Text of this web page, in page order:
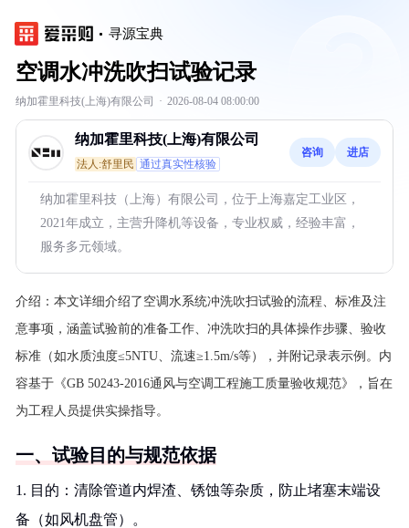
寻源宝典
空调水冲洗吹扫试验记录
纳加霍里科技(上海)有限公司 · 2026-08-04 08:00:00
纳加霍里科技(上海)有限公司
法人:舒里民 通过真实性核验
咨询 进店
纳加霍里科技（上海）有限公司，位于上海嘉定工业区，
2021年成立，主营升降机等设备，专业权威，经验丰富，
服务多元领域。
介绍： 本文详细介绍了空调水系统冲洗吹扫试验的流程、标准及注
意事项，涵盖试验前的准备工作、冲洗吹扫的具体操作步骤、验收
标准（如水质浊度≤5NTU、流速≥1.5m/s等），并附记录表示例。内
容基于《GB 50243-2016通风与空调工程施工质量验收规范》，旨在
为工程人员提供实操指导。
一、试验目的与规范依据
1. 目的：清除管道内焊渣、锈蚀等杂质，防止堵塞末端设
备（如风机盘管）。